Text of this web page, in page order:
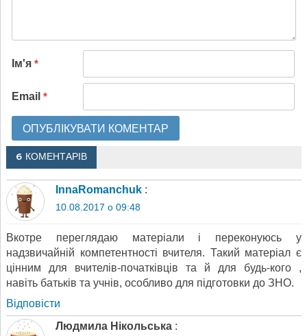
Ім'я *
Email *
6 КОМЕНТАРІВ
InnaRomanchuk :
10.08.2017 о 09:48
Вкотре переглядаю матеріали і переконуюсь у
надзвичайній компетентності вчителя. Такий матеріал є
цінним для вчителів-початківців та й для будь-кого ,
навіть батьків та учнів, особливо для підготовки до ЗНО.
Відповіcти
Людмила Нікольська :